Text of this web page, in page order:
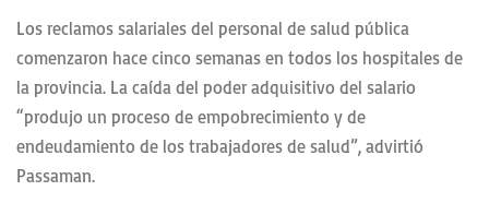
Los reclamos salariales del personal de salud pública
comenzaron hace cinco semanas en todos los hospitales de
la provincia. La caída del poder adquisitivo del salario
“produjo un proceso de empobrecimiento y de
endeudamiento de los trabajadores de salud”, advirtió
Passaman.